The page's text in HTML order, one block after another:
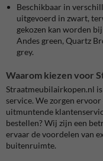
Beschikbaar in
uitgevoerd in zwart,
gekozen kan worden
Andes green, Quartz
grey.
Waarom kiezen voor
Straatmeubilairkopen.nl
service. We zorgen
uitmuntende
bestellen? Wij zijn een
ervaar de voordelen van
buitenruimte.